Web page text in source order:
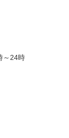
～24時